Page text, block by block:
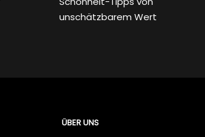
unschätzbarem Wert
ÜBER UNS